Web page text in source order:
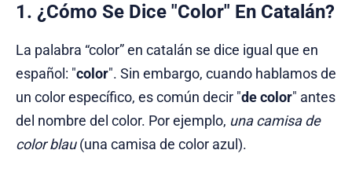
1. ¿Cómo Se Dice "Color" En Catalán?
La palabra “color” en catalán se dice igual que en
español: "color". Sin embargo, cuando hablamos de
un color específico, es común decir "de color" antes
del nombre del color. Por ejemplo, una camisa de
color blau(una camisa de color azul).